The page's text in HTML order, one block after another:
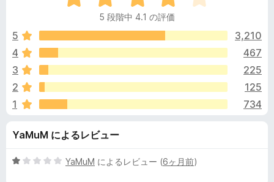
ザ
ー
ド
オ
ン
F
r
o
m
.
段
中
.
の
価
5 段階中 4.1 の評価
5
3,210
4
467
3
225
2
125
1
734
YaMuM によるレビュー
5
YaMuM によるレビュー (6ヶ月前)